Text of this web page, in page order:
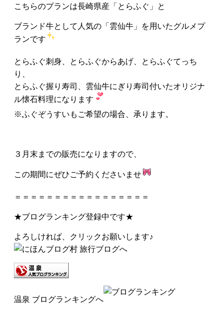
こちらのプランは長崎県産「とらふぐ」と
ブランド牛として人気の「雲仙牛」を用いたグルメプ
ランです
とらふぐ刺身、とらふぐからあげ、とらふぐてっち
り、
とらふぐ握り寿司、雲仙牛にぎり寿司付いたオリジナ
ル懐石料理になります
※ふぐぞうすいもご希望の場合、承ります。
３月末までの販売になりますので、
この期間にぜひご予約くださいませ
＝＝＝＝＝＝＝＝＝＝＝＝＝＝＝＝＝
★ブログランキング登録中です★
よろしければ、クリックお願いします♪
温泉 ブログランキングへ